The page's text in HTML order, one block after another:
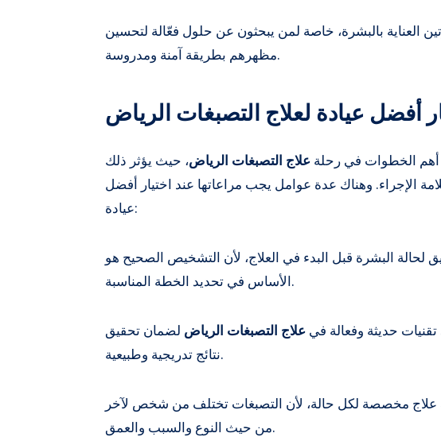
العناية بالبشرة، خاصة لمن يبحثون عن حلول فعّالة لتحسين
مظهرهم بطريقة آمنة ومدروسة.
أفضل عيادة لعلاج التصبغات الرياض
أهم الخطوات في رحلة علاج التصبغات الرياض، حيث يؤثر ذلك
الإجراء. وهناك عدة عوامل يجب مراعاتها عند اختيار أفضل
عيادة:
لحالة البشرة قبل البدء في العلاج، لأن التشخيص الصحيح هو
الأساس في تحديد الخطة المناسبة.
تقنيات حديثة وفعالة في علاج التصبغات الرياض لضمان تحقيق
نتائج تدريجية وطبيعية.
علاج مخصصة لكل حالة، لأن التصبغات تختلف من شخص لآخر
من حيث النوع والسبب والعمق.